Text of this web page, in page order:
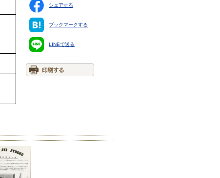
シェアする
ブックマークする
LINEで送る